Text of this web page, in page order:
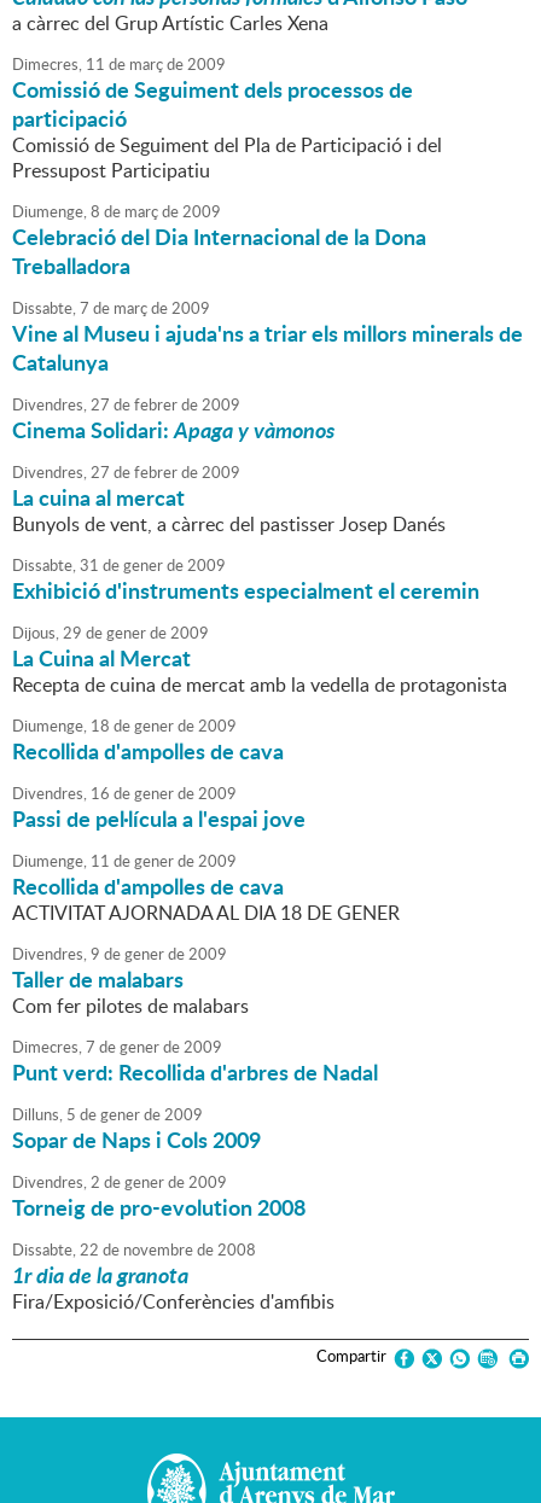
a càrrec del Grup Artístic Carles Xena
Dimecres, 11 de marçde2009
Comissió de Seguiment dels processos de
participació
Comissió de Seguiment del Pla de Participació i del
Pressupost Participatiu
Diumenge,8 de marçde2009
Celebració del Dia Internacional de la Dona
Treballadora
Dissabte,7 de marçde2009
Vine al Museu i ajuda'ns a triar els millors minerals de
Catalunya
Divendres,27 defebrerde2009
Cinema Solidari:Apaga y vàmonos
Divendres,27 defebrerde2009
La cuina al mercat
Bunyols de vent, a càrrec del pastisser Josep Danés
Dissabte,31 degenerde2009
Exhibició d'instruments especialment el ceremin
Dijous,29 degenerde2009
La Cuina al Mercat
Recepta de cuina de mercat amb la vedella de protagonista
Diumenge, 18 degenerde2009
Recollida d'ampolles de cava
Divendres, 16 degenerde2009
Passi de pel·lícula a l'espai jove
Diumenge, 11 degenerde2009
Recollida d'ampolles de cava
ACTIVITAT AJORNADA AL DIA 18 DE GENER
Divendres,9 degenerde2009
Taller de malabars
Com fer pilotes de malabars
Dimecres,7 degenerde2009
Punt verd: Recollida d'arbres de Nadal
Dilluns, 5 degenerde2009
Sopar de Naps i Cols 2009
Divendres,2 degenerde2009
Torneig de pro-evolution 2008
Dissabte,22 de novembrede2008
1r dia de la granota
Fira/Exposició/Conferències d'amfibis
Compartir